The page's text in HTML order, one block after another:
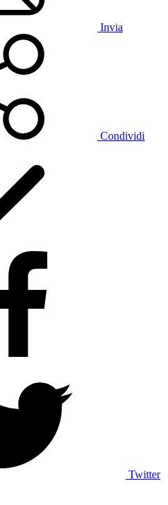
Invia
Condividi
Twitter